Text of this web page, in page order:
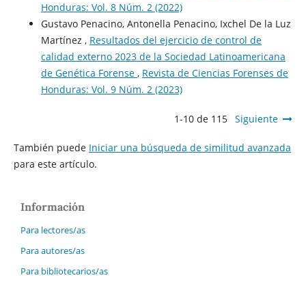
Honduras: Vol. 8 Núm. 2 (2022)
Gustavo Penacino, Antonella Penacino, Ixchel De la Luz
Martínez , Resultados del ejercicio de control de
calidad externo 2023 de la Sociedad Latinoamericana
de Genética Forense , Revista de Ciencias Forenses de
Honduras: Vol. 9 Núm. 2 (2023)
1-10 de 115 Siguiente
También puede Iniciar una búsqueda de similitud avanzada
para este artículo.
Información
Para lectores/as
Para autores/as
Para bibliotecarios/as